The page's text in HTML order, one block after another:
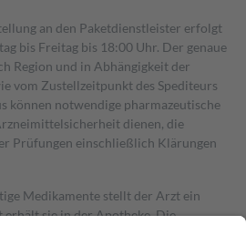
an den Paketdienstleister erfolgt
bis Freitag bis 18:00 Uhr. Der genaue
Region und in Abhängigkeit der
vom Zustellzeitpunkt des Spediteurs
können notwendige pharmazeutische
dienen, die
Prüfungen einschließlich Klärungen
Medikamente stellt der Arzt ein
erhält sie in der Apotheke. Die